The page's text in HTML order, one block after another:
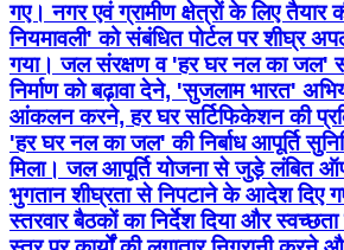
गए। नगर एवं ग्रामीण क्षेत्रों के लिए
नियमावली' को संबंधित पोर्टल पर शीघ्र
गया। जल संरक्षण व 'हर घर नल का जल'
निर्माण को बढ़ावा देने, 'सुजलाम भारत'
आंकलन करने, हर घर सर्टिफिकेशन की
'हर घर नल का जल' की निर्बाध आपूर्ति
मिला। जल आपूर्ति योजना से जुड़े लंबित
भुगतान शीघ्रता से निपटाने के आदेश दिए
स्तरवार बैठकों का निर्देश दिया और स्वच्छता